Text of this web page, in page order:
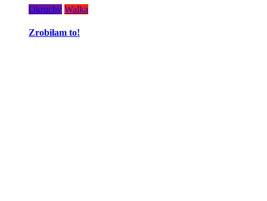
Okruchy Walka
Zrobiłam to!